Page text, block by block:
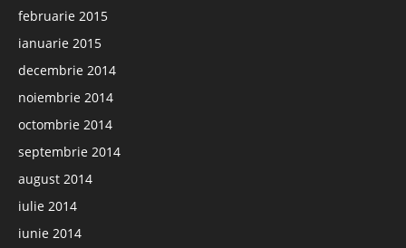
februarie 2015
ianuarie 2015
decembrie 2014
noiembrie 2014
octombrie 2014
septembrie 2014
august 2014
iulie 2014
iunie 2014